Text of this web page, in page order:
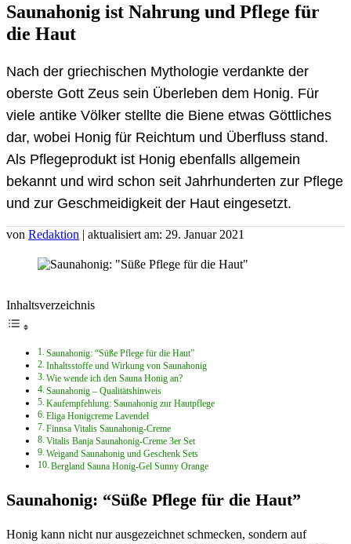
Saunahonig ist Nahrung und Pflege für
die Haut
Nach der griechischen Mythologie verdankte der
oberste Gott Zeus sein Überleben dem Honig. Für
viele antike Völker stellte die Biene etwas Göttliches
dar, wobei Honig für Reichtum und Überfluss stand.
Als Pflegeprodukt ist Honig ebenfalls allgemein
bekannt und wird schon seit Jahrhunderten zur Pflege
und zur Geschmeidigkeit der Haut eingesetzt.
von Redaktion | aktualisiert am: 29. Januar 2021
Inhaltsverzeichnis
Saunahonig: “Süße Pflege für die Haut”
Inhaltsstoffe und Wirkung von Saunahonig
Wie wende ich den Sauna Honig an?
Saunahonig – Qualitätshinweis
Kaufempfehlung: Saunahonig zur Hautpflege
Eliga Honigcreme Lavendel
Finnsa Vitalis Saunahonig-Creme
Vitalis Banja Saunahonig-Creme 3er Set
Weigand Saunahonig und Geschenk Sets
Bergland Sauna Honig-Gel Sunny Orange
Saunahonig: “Süße Pflege für die Haut”
Honig kann nicht nur ausgezeichnet schmecken, sondern auf